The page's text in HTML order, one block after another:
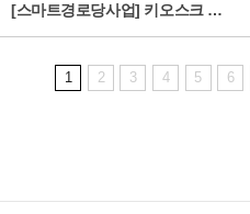
[스마트경로당사업] 키오스크 활용 교육 진행
1 2 3 4 5 6